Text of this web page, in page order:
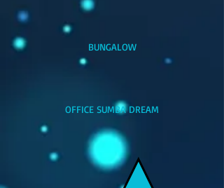
BUNGALOW
OFFICE SUMBA DREAM